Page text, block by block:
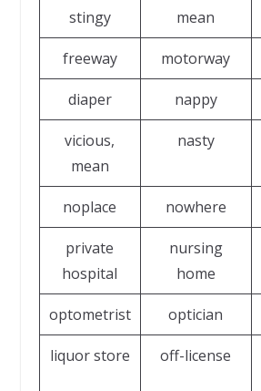
stingy mean
freeway motorway
diaper nappy
vicious,
mean
nasty
noplace nowhere
private
hospital
nursing
home
optometrist optician
liquor store off-license